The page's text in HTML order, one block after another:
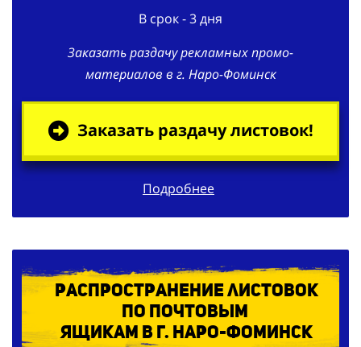
Заказать раздачу рекламных промо-
материалов в г. Наро-Фоминск
Заказать раздачу листовок!
Подробнее
Распространение листовок
попочтовым
ящикам в г. Наро-Фоминск